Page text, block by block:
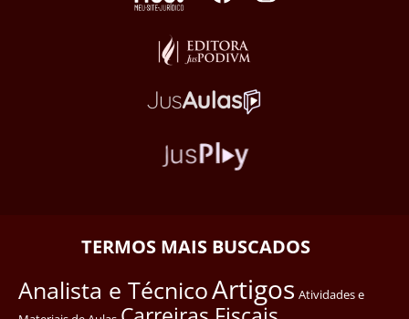
TERMOS MAIS BUSCADOS
Analista e TécnicoArtigos Atividades e